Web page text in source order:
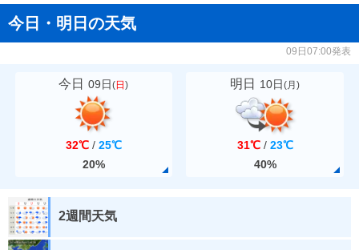
今日・明日の天気
09日07:00発表
今日 09日(日)
32℃ / 25℃
20%
明日 10日(月)
31℃ / 23℃
40%
2週間天気